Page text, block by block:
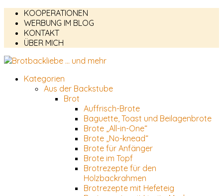
KOOPERATIONEN
WERBUNG IM BLOG
KONTAKT
ÜBER MICH
Kategorien
Aus der Backstube
Brot
Auffrisch-Brote
Baguette, Toast und Beilagenbrote
Brote „All-in-One“
Brote „No-knead“
Brote für Anfänger
Brote im Topf
Brotrezepte für den
Holzbackrahmen
Brotrezepte mit Hefeteig